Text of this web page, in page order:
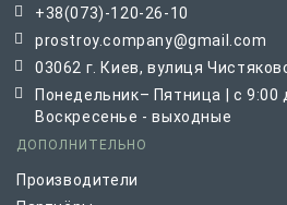
+38(073)-120-26-10
prostroy.company@gmail.com
03062 г. Киев, вулиця
Понедельник– Пятница | с 9:00
Воскресенье - выходные
ДОПОЛНИТЕЛЬНО
Производители